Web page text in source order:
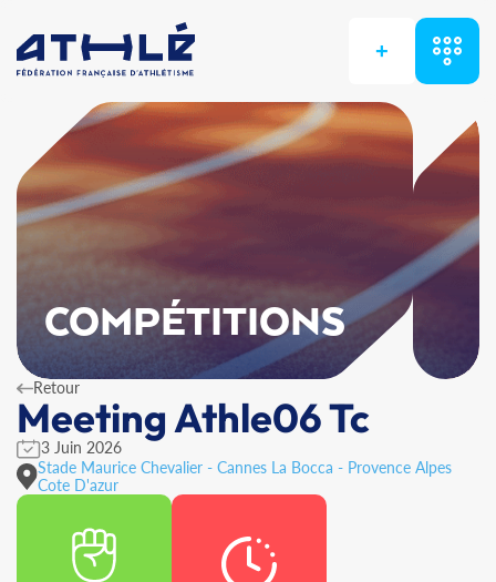
+
COMPÉTITIONS
Retour
Meeting Athle06 Tc
3 Juin 2026
Stade Maurice Chevalier - Cannes La Bocca - Provence Alpes
Cote D'azur